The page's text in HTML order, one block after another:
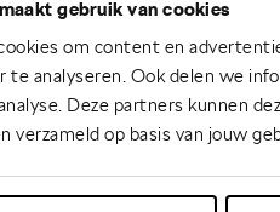
gebruik van cookies
om content en
te analyseren. Ook delen we
Deze partners kunnen
verzameld op basis van jouw
Something went wrong.